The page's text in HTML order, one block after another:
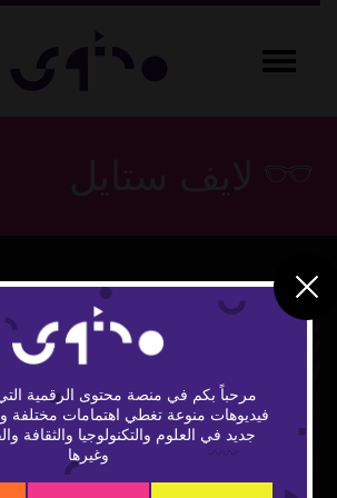
مرحباً بكم في منصة محتوى الرقمية
فيديوهات منوعة تغطي اهتمامات مختلفة
جديد في العلوم والتكنولوجيا والثقافة
وغيرها